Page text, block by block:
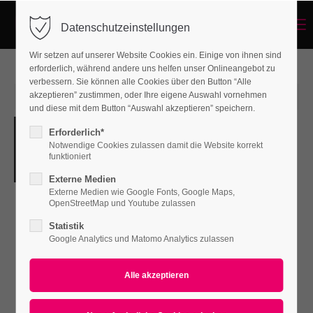
Login
Benutzername
Passwort
Anmelden
Register|Lost your password?
Support
15. Jun 2015
von Genie & Wahnsinn
consectetuer adipiscing elit.
dolor. Aenean massa.
Datenschutzeinstellungen
Wir setzen auf unserer Website Cookies ein. Einige von ihnen sind
erforderlich, während andere uns helfen unser Onlineangebot zu
verbessern. Sie können alle Cookies über den Button “Alle
akzeptieren” zustimmen, oder Ihre eigene Auswahl vornehmen
und diese mit dem Button “Auswahl akzeptieren” speichern.
Erforderlich*
Notwendige Cookies zulassen damit die Website korrekt
funktioniert
Externe Medien
Externe Medien wie Google Fonts, Google Maps,
OpenStreetMap und Youtube zulassen
Statistik
Google Analytics und Matomo Analytics zulassen